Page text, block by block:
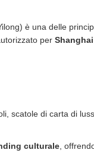
è una delle
per
scatole di carta di
culturale ,